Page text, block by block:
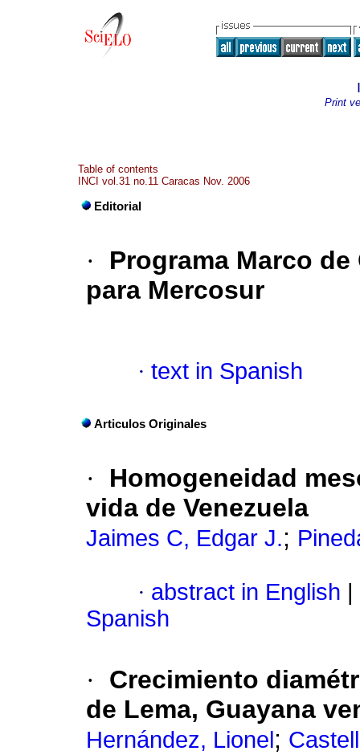
Print
Table of contents
INCI vol.31 no.11 Caracas Nov. 2006
Editorial
·
Programa Marco
para Mercosur
· text in Spanish
Articulos Originales
·
Homogeneidad
vida de Venezuela
Jaimes C, Edgar J.;
· abstract in English
Spanish
·
Crecimiento
de Lema, Guayana
Hernández, Lionel ;